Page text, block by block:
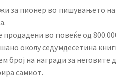
за пионер во пишувањето
продадени во повеќе од
околу седумдесетина
број на награди за неговите
самиот.